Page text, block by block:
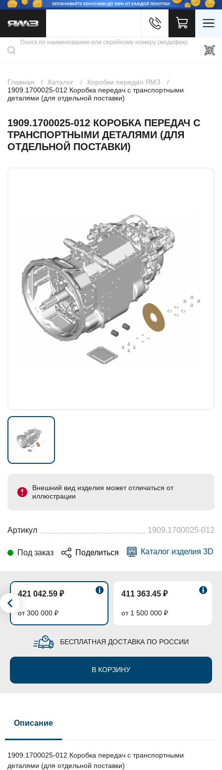
Каталог продукции
Скидки
Контакты
Главная Каталог
Коробки передач ЯМЗ
1909.1700025-012 Коробка передач с транспортными
деталями (для отдельной поставки)
1909.1700025-012 КОРОБКА ПЕРЕДАЧ С
ТРАНСПОРТНЫМИ ДЕТАЛЯМИ (ДЛЯ
ОТДЕЛЬНОЙ ПОСТАВКИ)
Внешний вид изделия может отличаться от
иллюстрации
Артикул 1909.1700025-012
Под заказ Поделиться Каталог изделия 3D
421 042.59 ₽
от 300 000 ₽
411 363.45 ₽
от 1 500 000 ₽
БЕСПЛАТНАЯ ДОСТАВКА ПО РОССИИ
В КОРЗИНУ
Описание
1909.1700025-012 Коробка передач с транспортными
деталями (для отдельной поставки)